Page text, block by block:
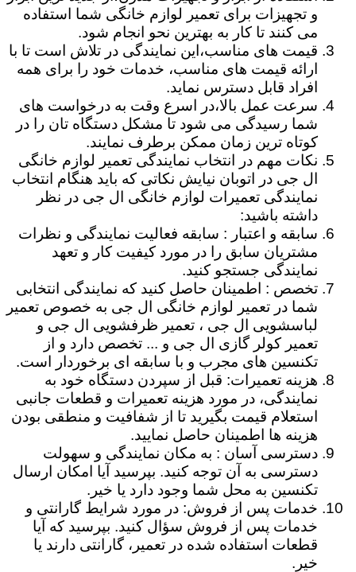
و تجهیزات برای تعمیر لوازم خانگی شما استفاده
می کنند تا کار به بهترین نحو انجام شود.
قیمت های مناسب،این نمایندگی در تلاش است تا با
ارائه قیمت های مناسب، خدمات خود را برای همه
افراد قابل دسترس نماید.
سرعت عمل بالا،در اسرع وقت به درخواست های
شما رسیدگی می شود تا مشکل دستگاه تان را در
کوتاه ترین زمان ممکن برطرف نمایند.
نکات مهم در انتخاب نمایندگی تعمیر لوازم خانگی
ال جی در اتوبان نیایش نکاتی که باید هنگام انتخاب
نمایندگی تعمیرات لوازم خانگی ال جی در نظر
داشته باشید:
سابقه و اعتبار : سابقه فعالیت نمایندگی و نظرات
مشتریان سابق را در مورد کیفیت کار و تعهد
نمایندگی جستجو کنید.
تخصص : اطمینان حاصل کنید که نمایندگی انتخابی
شما در تعمیر لوازم خانگی ال جی به خصوص تعمیر
لباسشویی ال جی ، تعمیر ظرفشویی ال جی و
تعمیر کولر گازی ال جی و ... تخصص دارد و از
تکنسین های مجرب و با سابقه ای برخوردار است.
هزینه تعمیرات: قبل از سپردن دستگاه خود به
نمایندگی، در مورد هزینه تعمیرات و قطعات جانبی
استعلام قیمت بگیرید تا از شفافیت و منطقی بودن
هزینه ها اطمینان حاصل نمایید.
دسترسی آسان : به مکان نمایندگی و سهولت
دسترسی به آن توجه کنید. بپرسید آیا امکان ارسال
تکنسین به محل شما وجود دارد یا خیر.
خدمات پس از فروش: در مورد شرایط گارانتی و
خدمات پس از فروش سؤال کنید. بپرسید که آیا
قطعات استفاده شده در تعمیر، گارانتی دارند یا
خیر.